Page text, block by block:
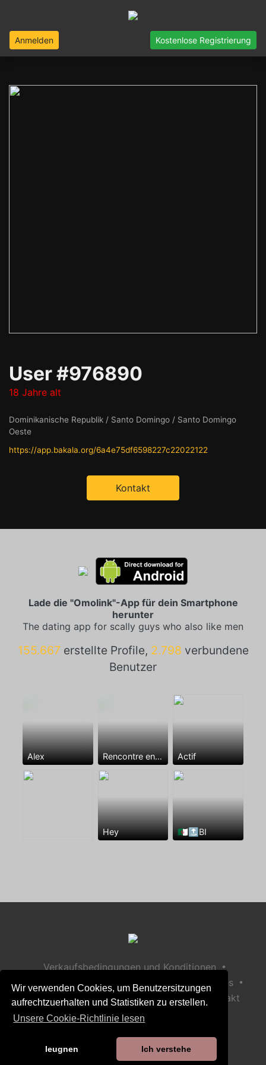
Wir verwenden Cookies, um Benutzersitzungen
aufrechtzuerhalten und Statistiken zu erstellen.
Unsere Cookie-Richtlinie lesen
leugnen Ich verstehe
Anmelden Kostenlose Registrierung
User #976890
18 Jahre alt
Dominikanische Republik / Santo Domingo / Santo Domingo
Oeste
https://app.bakala.org/6a4e75df6598227c22022122
Kontakt
Lade die "Omolink"-App für dein Smartphone
herunter
The dating app for scally guys who also like men
155.667 erstellte Profile, 2.798 verbundene
Benutzer
Alex Rencontre entre mecs Actif
Hey 🇩🇿🔝BI
Verkaufsbedingungen und Konditionen •
Datenschutzerklärung Richtlinie zu Cookies •
Richtlinie zur Kindersicherheit Hilfe / Kontakt